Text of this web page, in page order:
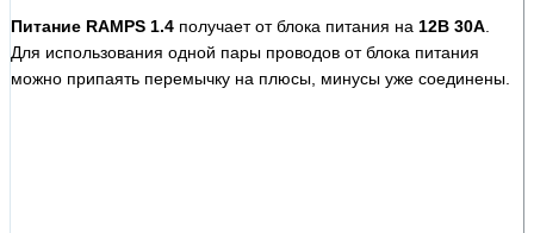
Питание RAMPS 1.4 получает от блока питания на 12В 30А
Для использования одной пары проводов от блока питания
можно припаять перемычку на плюсы, минусы уже соединены.